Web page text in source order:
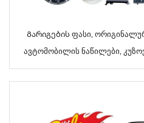
Გარიგების ფასი,
ავტომობილის ნაწილები,
Preface-ის